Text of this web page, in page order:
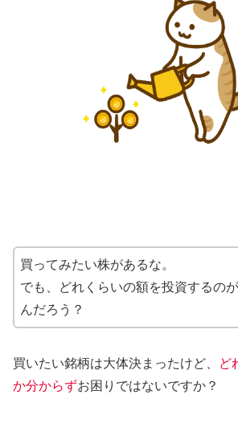
買ってみたい株があるな。
でも、どれくらいの額を投資するの
んだろう？
買いたい銘柄は大体決まったけど、
ど
か分からずお困りではないですか？